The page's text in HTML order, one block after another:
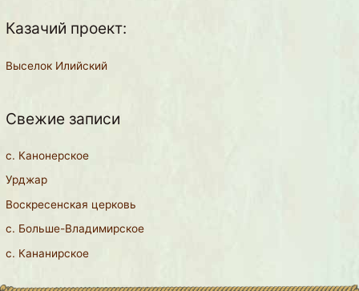
Казачий проект:
Выселок Илийский
Свежие записи
с. Канонерское
Урджар
Воскресенская церковь
с. Больше-Владимирское
с. Кананирское